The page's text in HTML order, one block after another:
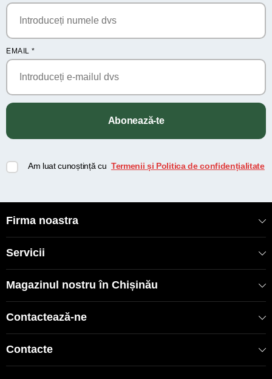
EMAIL *
Abonează-te
Am luat cunoștință cu Termenii și Politica de confidențialitate
Firma noastra
Servicii
Magazinul nostru în Chișinău
Contactează-ne
Contacte